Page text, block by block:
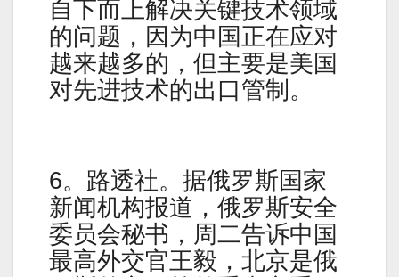
自下而上解决关键技术领域
的问题，因为中国正在应对
越来越多的，但主要是美国
对先进技术的出口管制。
6。路透社。据俄罗斯国家
新闻机构报道，俄罗斯安全
委员会秘书，周二告诉中国
最高外交官王毅，北京是俄